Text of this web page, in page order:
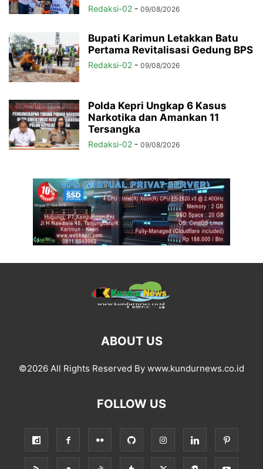
Redaksi-02 - 09/08/2026
Bupati Karimun Letakkan Batu
Pertama Revitalisasi Gedung BPS
Redaksi-02 - 09/08/2026
Polda Kepri Ungkap 6 Kasus
Narkotika dan Amankan 11
Tersangka
Redaksi-02 - 09/08/2026
ABOUT US
©2026 All Rights Reserved By www.kundurnews.co.id
FOLLOW US